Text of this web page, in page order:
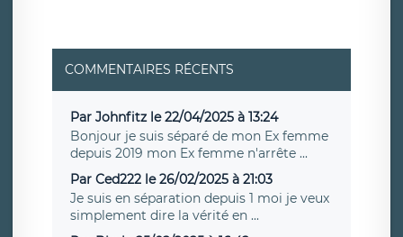
COMMENTAIRES RÉCENTS
Par Johnfitz le 22/04/2025 à 13:24
Bonjour je suis séparé de mon Ex femme
depuis 2019 mon Ex femme n'arrête ...
Par Ced222 le 26/02/2025 à 21:03
Je suis en séparation depuis 1 moi je veux
simplement dire la vérité en ...